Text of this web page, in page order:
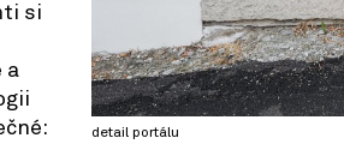
si
a
detail portálu